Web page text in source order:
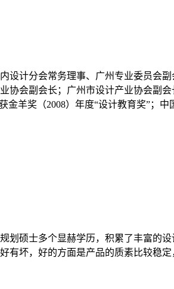
计分会常务理事、广州专业委员会
会副会长；广州市设计产业协会副
羊奖（2008）年度“设计教育奖”；中
划硕士多个显赫学历，积累了丰富的
坏，好的方面是产品的质素比较稳